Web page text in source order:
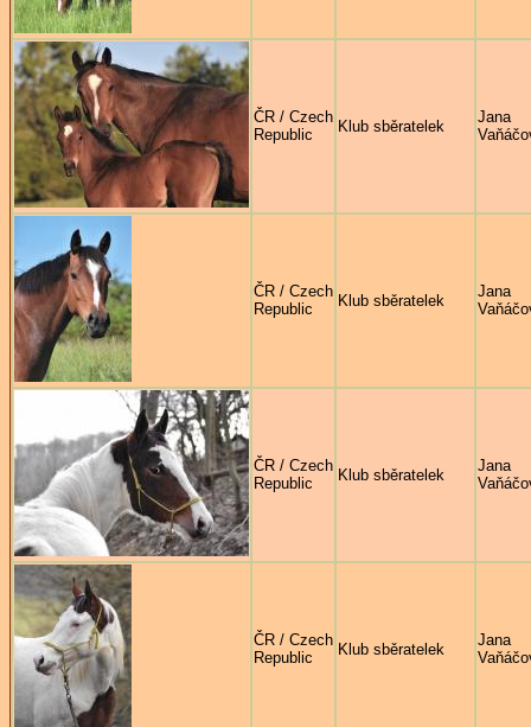
ČR / Czech
Republic
Klub sběratelek
Jana
ČR / Czech
Republic
Klub sběratelek
Jana
ČR / Czech
Republic
Klub sběratelek
Jana
ČR / Czech
Republic
Klub sběratelek
Jana